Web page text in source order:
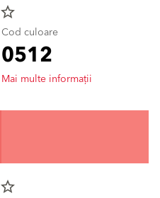
star_border
Cod culoare
0512
Mai multe informații
star_border